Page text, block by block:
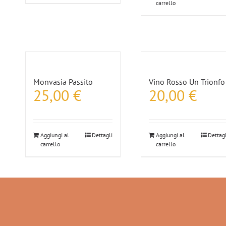
carrello
Monvasia Passito
25,00 €
Aggiungi al
carrello
Dettagli
Vino Rosso Un Trionfo
20,00€
Aggiungi al
carrello